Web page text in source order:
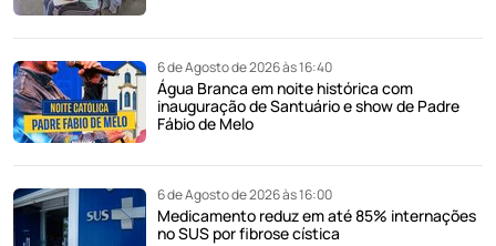
6 de Agosto de 2026 às 16:40
Água Branca em noite histórica com
inauguração de Santuário e show de Padre
Fábio de Melo
6 de Agosto de 2026 às 16:00
Medicamento reduz em até 85% internações
no SUS por fibrose cística